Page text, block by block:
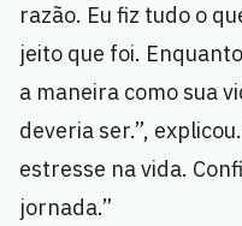
razão. Eu fiz tudo o
jeito que foi.
a maneira como sua
deveria ser.”,
estresse na vida.
jornada.”